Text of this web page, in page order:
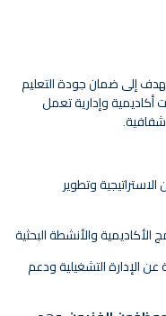
إلى ضمان جودة التعليم
أكاديمية وإدارية تعمل
وتطوير
الأكاديمية والأنشطة البحثية
عن الإدارة التشغيلية ودعم